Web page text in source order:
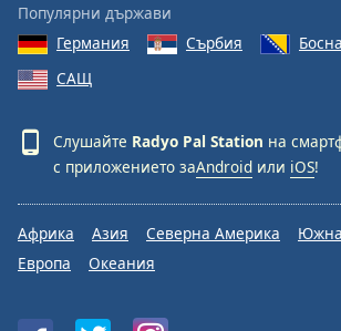
Популярни държави
Германия
Сърбия
САЩ
Слушайте Radyo Pal Station на
с приложението заAndroid или iOS!
Африка Азия Северна Америка
Европа
Океания